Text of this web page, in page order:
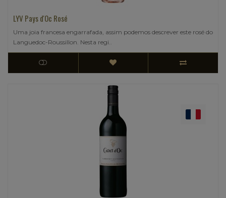
LYV Pays d'Oc Rosé
Uma joia francesa engarrafada, assim podemos descrever este rosé do
Languedoc-Roussillon. Nesta regi..